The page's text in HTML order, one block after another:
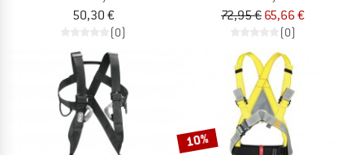
50,30 €
(0)
72,95 € 65,66 €
(0)
10%